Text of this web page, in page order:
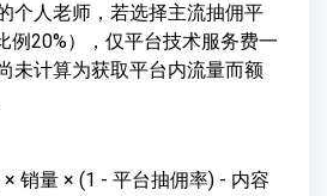
个人老师，若选择主流抽佣平
例20%），仅平台技术服务费一
未计算为获取平台内流量而额
销量 × (1 - 平台抽佣率) - 内容